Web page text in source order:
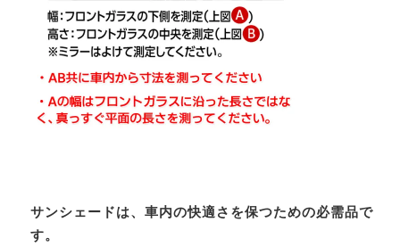
サンシェードは、車内の快適さを保つための必需品で
す。